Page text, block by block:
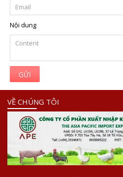
Nội dung
GỬI
VỀ CHÚNG TÔI